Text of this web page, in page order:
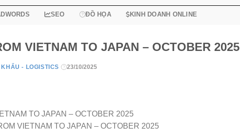
SEO ĐỒ HỌA KINH DOANH ONLINE
VIETNAM TO JAPAN – OCTOBER 2025
- LOGISTICS 23/10/2025
TO JAPAN – OCTOBER 2025
VIETNAM TO JAPAN – OCTOBER 2025